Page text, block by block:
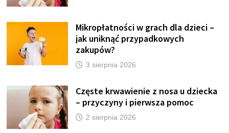
Mikropłatności w grach dla dzieci –
jak uniknąć przypadkowych
zakupów?
3 sierpnia 2026
Częste krwawienie z nosa u dziecka
– przyczyny i pierwsza pomoc
2 sierpnia 2026